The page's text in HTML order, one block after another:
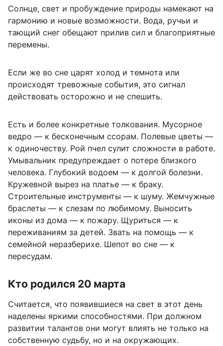
Солнце, свет и пробуждение природы намекают на
гармонию и новые возможности. Вода, ручьи и
тающий снег обещают прилив сил и благоприятные
перемены.
Если же во сне царят холод и темнота или
происходят тревожные события, это сигнал
действовать осторожно и не спешить.
Есть и более конкретные толкования. Мусорное
ведро — к бесконечным ссорам. Полевые цветы —
к одиночеству. Рой пчел сулит сложности в работе.
Умывальник предупреждает о потере близкого
человека. Глубокий водоем — к долгой болезни.
Кружевной вырез на платье — к браку.
Строительные инструменты — к шуму. Жемчужные
браслеты — к слезам по любимому. Выносить
иконы из дома — к пожару. Щуриться — к
переживаниям за детей. Звать на помощь — к
семейной неразберихе. Шепот во сне — к
пересудам.
Кто родился 20 марта
Считается, что появившиеся на свет в этот день
наделены яркими способностями. При должном
развитии талантов они могут влиять не только на
собственную судьбу, но и на окружающих.